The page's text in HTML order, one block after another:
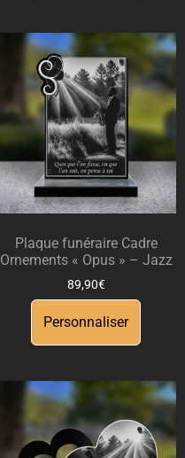
Plaque funéraire Cadre
Ornements « Opus » – Jazz
89,90€
Personnaliser